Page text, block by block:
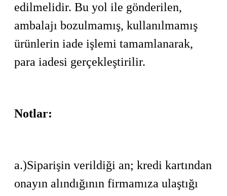
edilmelidir. Bu yol ile gönderilen,
ambalajı bozulmamış, kullanılmamış
ürünlerin iade işlemi tamamlanarak,
para iadesi gerçekleştirilir.
Notlar:
a.)Siparişin verildiği an; kredi kartından
onayın alındığının firmamıza ulaştığı